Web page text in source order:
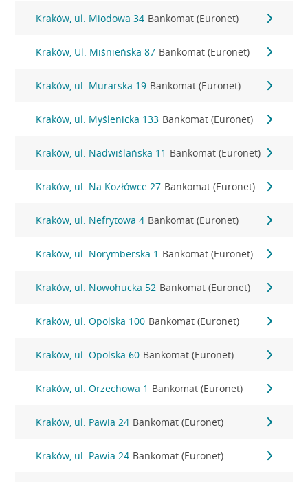
Kraków, ul. Miodowa 34 Bankomat (Euronet)
Kraków, Ul. Miśnieńska 87 Bankomat (Euronet)
Kraków, ul. Murarska 19 Bankomat (Euronet)
Kraków, ul. Myślenicka 133 Bankomat (Euronet)
Kraków, ul. Nadwiślańska 11 Bankomat (Euronet)
Kraków, ul. Na Kozłówce 27 Bankomat (Euronet)
Kraków, ul. Nefrytowa 4 Bankomat (Euronet)
Kraków, ul. Norymberska 1 Bankomat (Euronet)
Kraków, ul. Nowohucka 52 Bankomat (Euronet)
Kraków, ul. Opolska 100 Bankomat (Euronet)
Kraków, ul. Opolska 60 Bankomat (Euronet)
Kraków, ul. Orzechowa 1 Bankomat (Euronet)
Kraków, ul. Pawia 24 Bankomat (Euronet)
Kraków, ul. Pawia 24 Bankomat (Euronet)